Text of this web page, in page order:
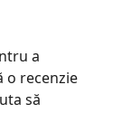
a
o recenzie
să